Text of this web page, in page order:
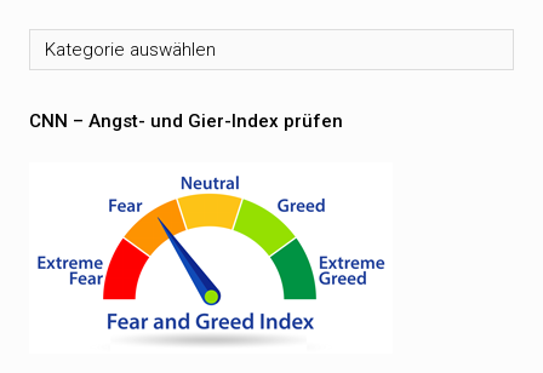
Kategorien
CNN – Angst- und Gier-Index prüfen